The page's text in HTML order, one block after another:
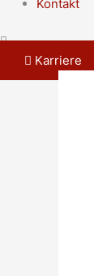
Kontakt
Karriere